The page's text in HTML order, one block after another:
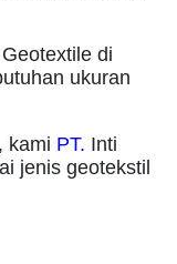
di
ukuran
kami PT. Inti
jenis geotekstil